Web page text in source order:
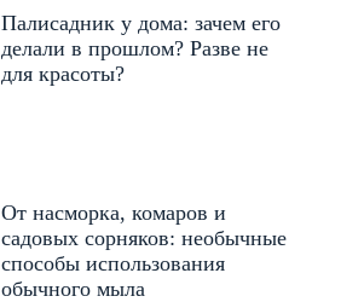
Палисадник у дома: зачем его
делали в прошлом? Разве не
для красоты?
От насморка, комаров и
садовых сорняков: необычные
способы использования
обычного мыла